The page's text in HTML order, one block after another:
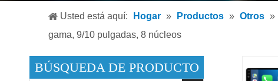
Usted está aquí: Hogar » Productos » Otros »
gama, 9/10 pulgadas, 8 núcleos
BÚSQUEDA DE PRODUCTO